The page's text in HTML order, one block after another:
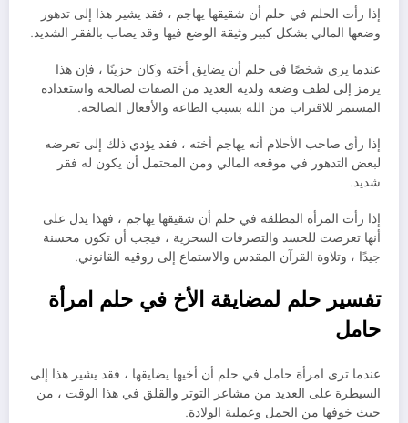
إذا رأت الحلم في حلم أن شقيقها يهاجم ، فقد يشير هذا إلى تدهور
وضعها المالي بشكل كبير وثيقة الوضع فيها وقد يصاب بالفقر الشديد.
عندما يرى شخصًا في حلم أن يضايق أخته وكان حزينًا ، فإن هذا
يرمز إلى لطف وضعه ولديه العديد من الصفات لصالحه واستعداده
المستمر للاقتراب من الله بسبب الطاعة والأفعال الصالحة.
إذا رأى صاحب الأحلام أنه يهاجم أخته ، فقد يؤدي ذلك إلى تعرضه
لبعض التدهور في موقعه المالي ومن المحتمل أن يكون له فقر
شديد.
إذا رأت المرأة المطلقة في حلم أن شقيقها يهاجم ، فهذا يدل على
أنها تعرضت للحسد والتصرفات السحرية ، فيجب أن تكون محسنة
جيدًا ، وتلاوة القرآن المقدس والاستماع إلى روقيه القانوني.
تفسير حلم لمضايقة الأخ في حلم امرأة
حامل
عندما ترى امرأة حامل في حلم أن أخيها يضايقها ، فقد يشير هذا إلى
السيطرة على العديد من مشاعر التوتر والقلق في هذا الوقت ، من
حيث خوفها من الحمل وعملية الولادة.